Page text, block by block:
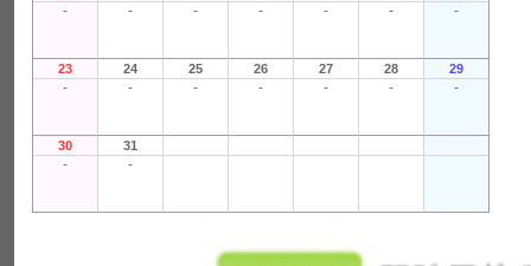
- - - - - - -
23 24 25 26 27 28 29
- - - - - - -
30 31
- -